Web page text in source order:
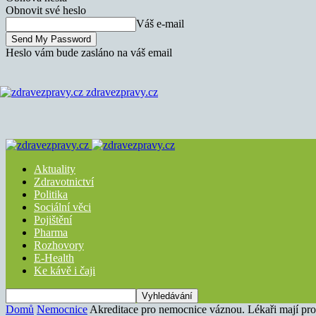
Obnovit své heslo
Váš e-mail
Heslo vám bude zasláno na váš email
zdravezpravy.cz
Aktuality
Zdravotnictví
Politika
Sociální věci
Pojištění
Pharma
Rozhovory
E-Health
Ke kávě i čaji
Domů Nemocnice Akreditace pro nemocnice váznou. Lékaři mají